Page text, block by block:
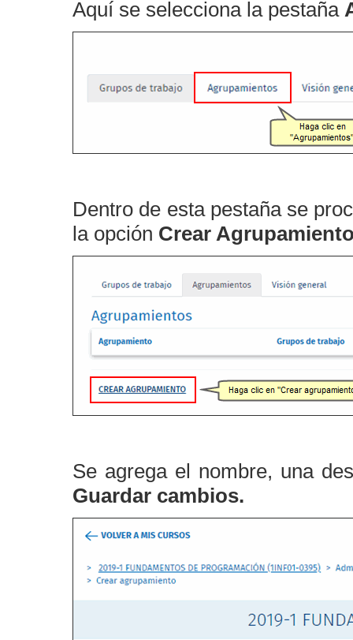
Aquí se selecciona la pestaña
Dentro de esta pestaña se
la opción Crear
Se agrega el nombre, una
Guardar cambios.